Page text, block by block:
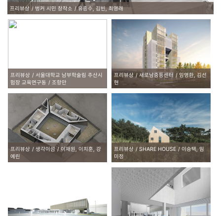
프리뷰상 벙커 시민 창작소 유종수, 김빈, 최영래
프리뷰상
서울대학교 남부학술림 추산시
험장 교육연구동
조항만
프리뷰상 새로남중등센터
임영환, 김선
현
프리뷰상 생각이섬
이재원, 이치훈, 강
예린
프리뷰상 SHARE HOUSE
이승택, 임
미정